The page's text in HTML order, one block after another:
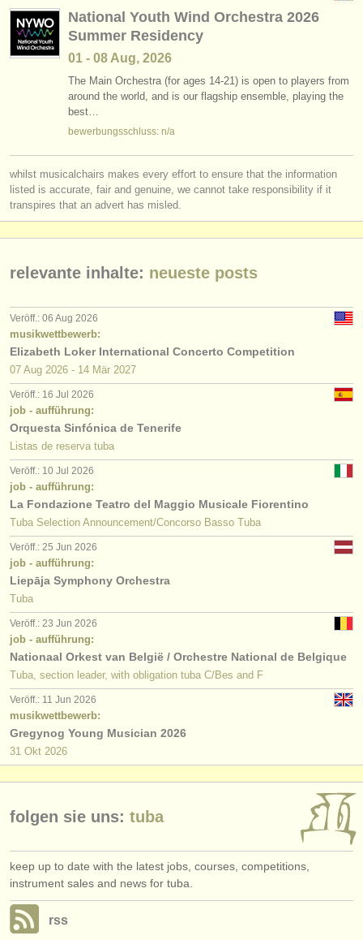
National Youth Wind Orchestra 2026
Summer Residency
01 - 08 Aug, 2026
The Main Orchestra (for ages 14-21) is open to players from
around the world, and is our flagship ensemble, playing the
best…
bewerbungsschluss: n/a
whilst musicalchairs makes every effort to ensure that the information
listed is accurate, fair and genuine, we cannot take responsibility if it
transpires that an advert has misled.
relevante inhalte: neueste posts
Veröff.: 06 Aug 2026
musikwettbewerb:
Elizabeth Loker International Concerto Competition
07 Aug 2026 - 14 Mär 2027
Veröff.: 16 Jul 2026
job - aufführung:
Orquesta Sinfónica de Tenerife
Listas de reserva tuba
Veröff.: 10 Jul 2026
job - aufführung:
La Fondazione Teatro del Maggio Musicale Fiorentino
Tuba Selection Announcement/Concorso Basso Tuba
Veröff.: 25 Jun 2026
job - aufführung:
Liepāja Symphony Orchestra
Tuba
Veröff.: 23 Jun 2026
job - aufführung:
Nationaal Orkest van België / Orchestre National de Belgique
Tuba, section leader, with obligation tuba C/Bes and F
Veröff.: 11 Jun 2026
musikwettbewerb:
Gregynog Young Musician 2026
31 Okt 2026
folgen sie uns: tuba
keep up to date with the latest jobs, courses, competitions,
instrument sales and news for tuba.
rss